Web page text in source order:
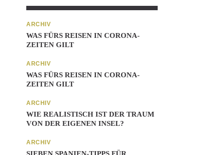
ARCHIV
WAS FÜRS REISEN IN CORONA-
ZEITEN GILT
ARCHIV
WAS FÜRS REISEN IN CORONA-
ZEITEN GILT
ARCHIV
WIE REALISTISCH IST DER TRAUM
VON DER EIGENEN INSEL?
ARCHIV